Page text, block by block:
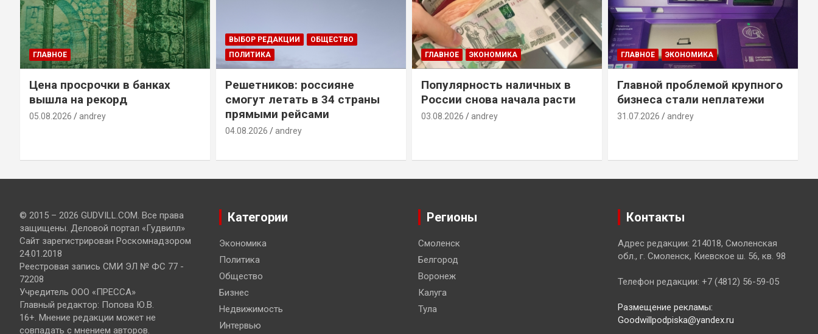
ГЛАВНОЕ
Цена просрочки в банках
вышла на рекорд
05.08.2026 andrey
ВЫБОР РЕДАКЦИИ
ОБЩЕСТВО
ПОЛИТИКА
Решетников: россияне
смогут летать в 34 страны
прямыми рейсами
04.08.2026 andrey
ГЛАВНОЕ ЭКОНОМИКА
Популярность наличных в
России снова начала расти
03.08.2026 andrey
ГЛАВНОЕ ЭКОНОМИКА
Главной проблемой крупного
бизнеса стали неплатежи
31.07.2026 andrey
© 2015 – 2026 GUDVILL.COM. Все права
защищены. Деловой портал «Гудвилл»
Сайт зарегистрирован Роскомнадзором
24.01.2018
Реестровая запись СМИ ЭЛ № ФС 77 -
72208
Учредитель ООО «ПРЕССА»
Главный редактор: Попова Ю.В.
16+. Мнение редакции может не
совпадать с мнением авторов.
Категории
Экономика
Политика
Общество
Бизнес
Недвижимость
Интервью
Регионы
Смоленск
Белгород
Воронеж
Калуга
Тула
Контакты
Адрес редакции: 214018, Смоленская
обл., г. Смоленск, Киевское ш. 56, кв. 98
Телефон редакции: +7 (4812) 56-59-05
Размещение рекламы:
Goodwillpodpiska@yandex.ru